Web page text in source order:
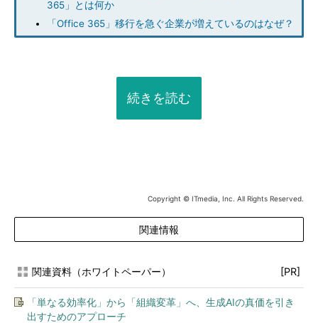
365」とは何か
「Office 365」移行を急ぐ企業が増えているのはなぜ？
続きを読む
Copyright © ITmedia, Inc. All Rights Reserved.
関連情報
関連資料（ホワイトペーパー） [PR]
「単なる効率化」から「組織変革」へ、生成AIの真価を引き
出すためのアプローチ